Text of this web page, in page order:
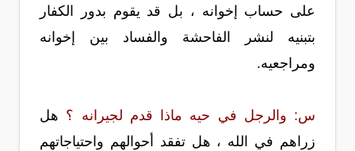
على حساب إخوانه ، بل قد يقوم بدور الكفار
بتبنيه لنشر الفاحشة والفساد بين إخوانه
ومراجعيه.
س: والرجل في حيه ماذا قدم لجيرانه ؟ هل
زراهم في الله ، هل تفقد أحوالهم واحتياجاتهم